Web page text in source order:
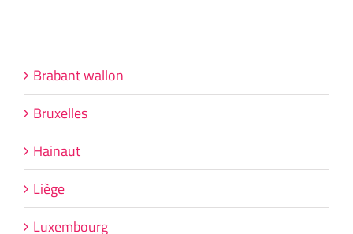
Brabant wallon
Bruxelles
Hainaut
Liège
Luxembourg